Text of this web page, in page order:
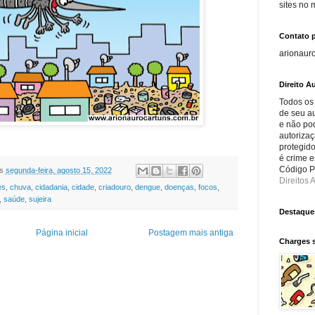
segunda-feira, agosto 15, 2022
chuva, cidadania, cidade, criadouro, dengue, doenças focos
saúde, sujeira
Postagem mais antiga
Página inicial
sites no
Contato
Direito
Todos
de seu
e não
é crime
Código
Direitos
Charges